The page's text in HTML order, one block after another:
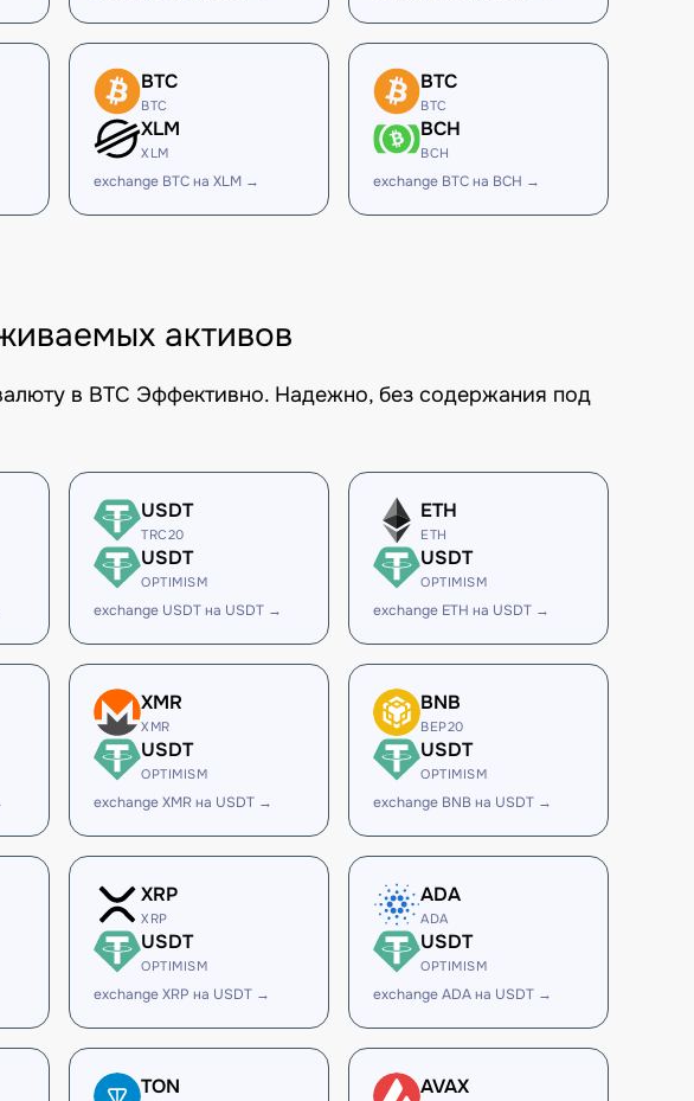
BTC
BTC
XLM
XLM
exchange BTC на XLM →
BTC
BTC
BCH
BCH
exchange BTC на BCH →
активов
в BTC Эффективно. Надежно, без содержания под
USDT
TRC20
USDT
OPTIMISM
exchange USDT на USDT →
ETH
ETH
USDT
OPTIMISM
exchange ETH на USDT →
XMR
XMR
USDT
OPTIMISM
exchange XMR на USDT →
BNB
BEP20
USDT
OPTIMISM
exchange BNB на USDT →
XRP
XRP
USDT
OPTIMISM
exchange XRP на USDT →
ADA
ADA
USDT
OPTIMISM
exchange ADA на USDT →
TON AVAX